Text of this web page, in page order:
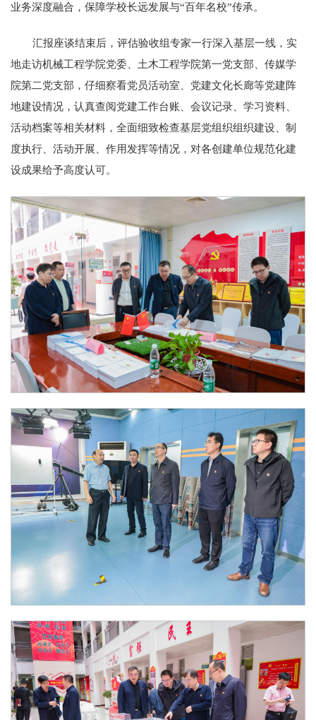
业务深度融合，保障学校长远发展与“百年名校”传承。
汇报座谈结束后，评估验收组专家一行深入基层一线，实
地走访机械工程学院党委、土木工程学院第一党支部、传媒学
院第二党支部，仔细察看党员活动室、党建文化长廊等党建阵
地建设情况，认真查阅党建工作台账、会议记录、学习资料、
活动档案等相关材料，全面细致检查基层党组织组织建设、制
度执行、活动开展、作用发挥等情况，对各创建单位规范化建
设成果给予高度认可。